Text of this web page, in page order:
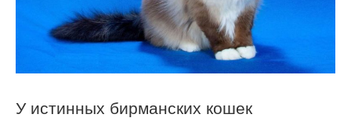
У истинных бирманских кошек